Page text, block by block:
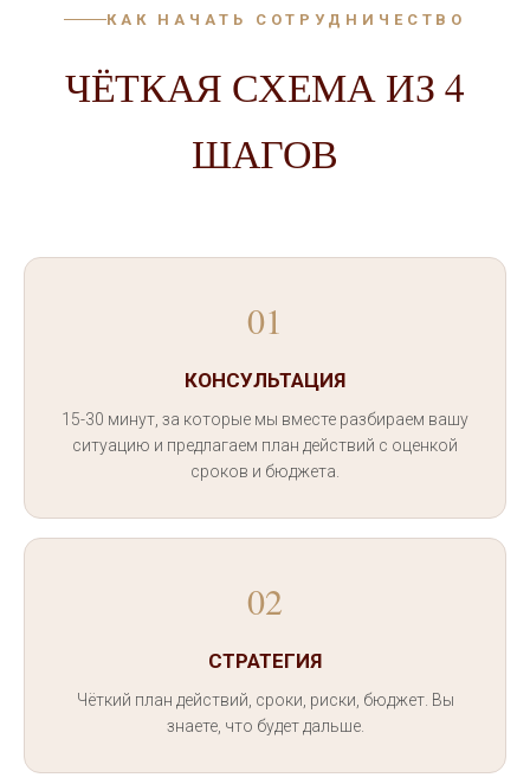
КАК НАЧАТЬ СОТРУДНИЧЕСТВО
ЧЁТКАЯ СХЕМА ИЗ 4
ШАГОВ
01
КОНСУЛЬТАЦИЯ
15-30 минут, за которые мы вместе разбираем вашу
ситуацию и предлагаем план действий с оценкой
сроков и бюджета.
02
СТРАТЕГИЯ
Чёткий план действий, сроки, риски, бюджет. Вы
знаете, что будет дальше.